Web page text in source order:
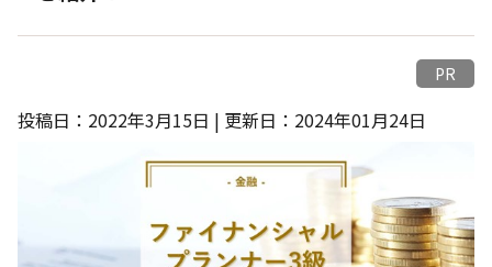
PR
投稿日：2022年3月15日 | 更新日：2024年01月24日